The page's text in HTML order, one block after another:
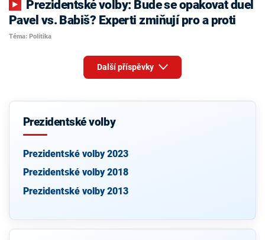
Pavel vs. Babiš? Experti zmiňují pro a proti
Téma: Politika
Další příspěvky
Prezidentské volby
Prezidentské volby 2023
Prezidentské volby 2018
Prezidentské volby 2013